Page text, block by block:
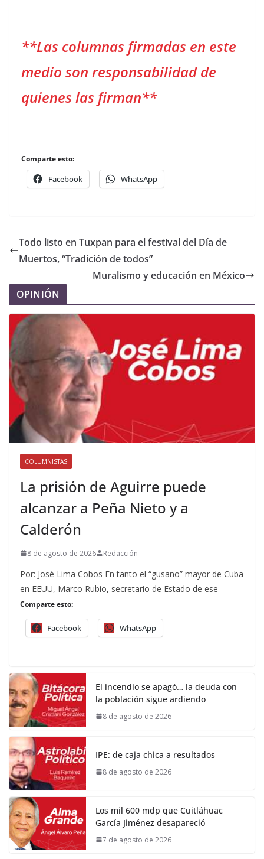
**Las columnas firmadas en este
medio son responsabilidad de
quienes las firman**
Comparte esto:
Facebook WhatsApp
Todo listo en Tuxpan para el festival del Día de
Muertos, “Tradición de todos”
Muralismo y educación en México
OPINIÓN
COLUMNISTAS
La prisión de Aguirre puede
alcanzar a Peña Nieto y a
Calderón
8 de agosto de 2026 Redacción
Por: José Lima Cobos En tanto el “gusano” mayor de Cuba
en EEUU, Marco Rubio, secretario de Estado de ese
Comparte esto:
Facebook WhatsApp
El incendio se apagó… la deuda con
la población sigue ardiendo
8 de agosto de 2026
IPE: de caja chica a resultados
8 de agosto de 2026
Los mil 600 mdp que Cuitláhuac
García Jiménez desapareció
7 de agosto de 2026